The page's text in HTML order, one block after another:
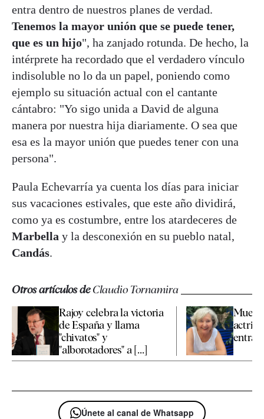
entra dentro de nuestros planes de verdad.
Tenemos la mayor unión que se puede tener,
que es un hijo", ha zanjado rotunda. De hecho, la
intérprete ha recordado que el verdadero vínculo
indisoluble no lo da un papel, poniendo como
ejemplo su situación actual con el cantante
cántabro: "Yo sigo unida a David de alguna
manera por nuestra hija diariamente. O sea que
esa es la mayor unión que puedes tener con una
persona".
Paula Echevarría ya cuenta los días para iniciar
sus vacaciones estivales, que este año dividirá,
como ya es costumbre, entre los atardeceres de
Marbella y la desconexión en su pueblo natal,
Candás.
Otros artículos deClaudio Tornamira
Rajoy celebra la victoria
de España y llama
"chivatos" y
"alborotadores" a [...]
Muere
actriz
Únete al canal de Whatsapp